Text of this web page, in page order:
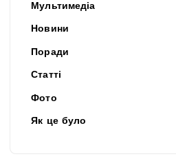
Мультимедіа
Новини
Поради
Статті
Фото
Як це було